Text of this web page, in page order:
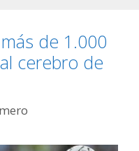
de 1.000
cerebro de